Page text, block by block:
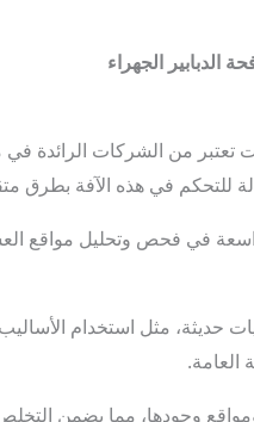
الدبابير الجهراء
تعتبر من الشركات الرائدة
للتحكم في هذه الآفة بطرق
في فحص وتحليل مواقع
حديثة، مثل استخدام الأساليب
العامة.
وجودها، مما يضمن